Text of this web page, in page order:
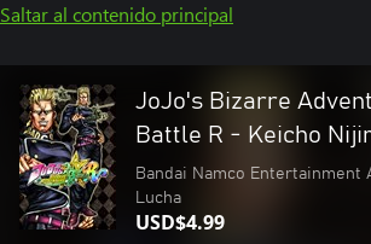
Saltar al contenido principal
JoJo's Bizarre
Battle R - Keicho
Bandai Namco Entertainment
Lucha
USD$4.99